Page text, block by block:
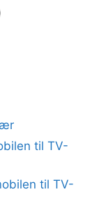
til TV-
til TV-